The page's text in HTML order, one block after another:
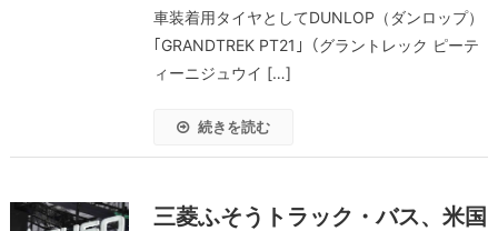
車装着用タイヤとしてDUNLOP（ダンロップ）
｢GRANDTREK PT21｣（グラントレック ピーテ
ィーニジュウイ […]
続きを読む
三菱ふそうトラック・バス、米国